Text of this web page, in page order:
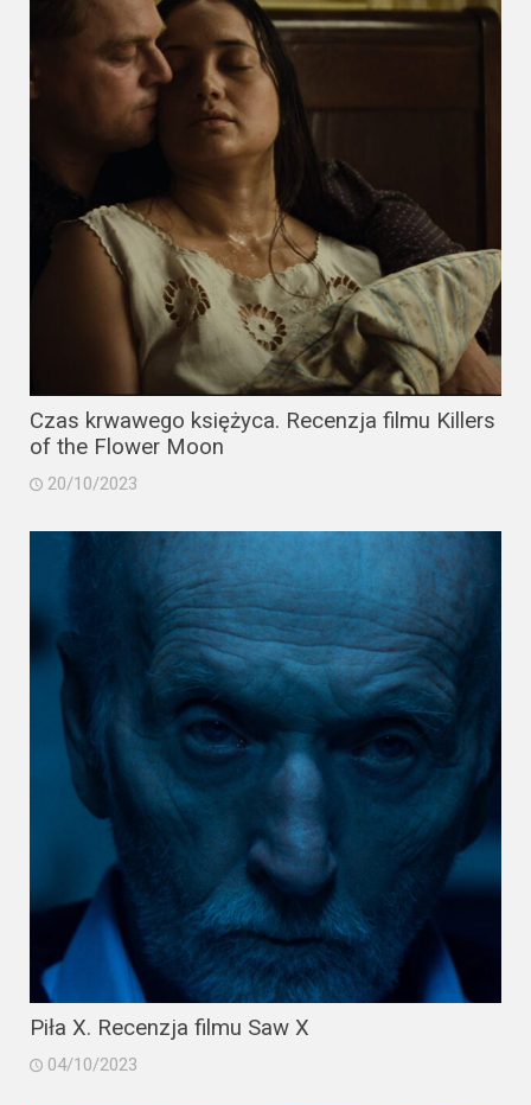
Czas krwawego księżyca. Recenzja filmu Killers
of the Flower Moon
20/10/2023
Piła X. Recenzja filmu Saw X
04/10/2023